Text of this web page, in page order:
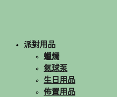
派對用品
蠟燭
氣球泵
生日用品
佈置用品